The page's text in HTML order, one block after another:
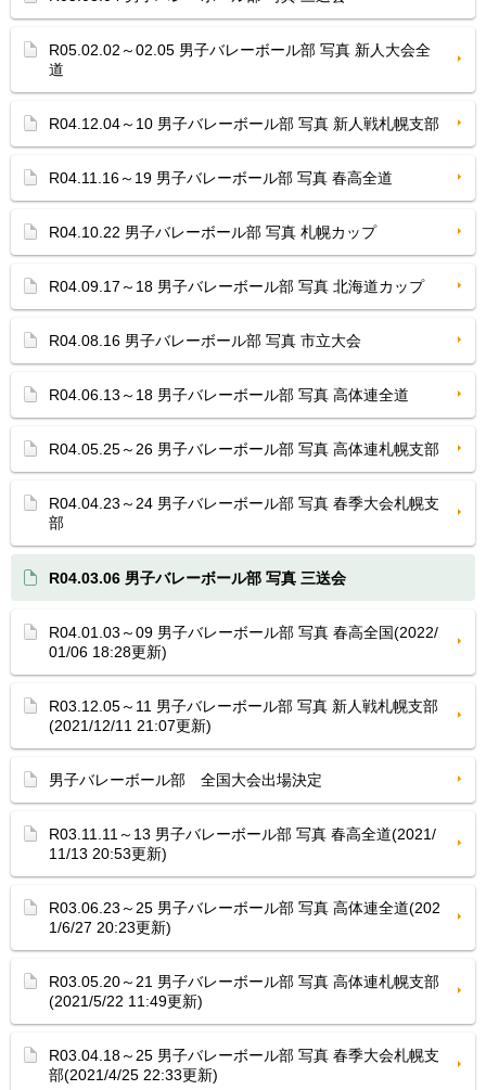
R05.02.02～02.05 男子バレーボール部 写真 新人大会全
道
R04.12.04～10 男子バレーボール部 写真 新人戦札幌支部
R04.11.16～19 男子バレーボール部 写真 春高全道
R04.10.22 男子バレーボール部 写真 札幌カップ
R04.09.17～18 男子バレーボール部 写真 北海道カップ
R04.08.16 男子バレーボール部 写真 市立大会
R04.06.13～18 男子バレーボール部 写真 高体連全道
R04.05.25～26 男子バレーボール部 写真 高体連札幌支部
R04.04.23～24 男子バレーボール部 写真 春季大会札幌支
部
R04.03.06 男子バレーボール部 写真 三送会
R04.01.03～09 男子バレーボール部 写真 春高全国(2022/
01/06 18:28更新)
R03.12.05～11 男子バレーボール部 写真 新人戦札幌支部
(2021/12/11 21:07更新)
男子バレーボール部 全国大会出場決定
R03.11.11～13 男子バレーボール部 写真 春高全道(2021/
11/13 20:53更新)
R03.06.23～25 男子バレーボール部 写真 高体連全道(202
1/6/27 20:23更新)
R03.05.20～21 男子バレーボール部 写真 高体連札幌支部
(2021/5/22 11:49更新)
R03.04.18～25 男子バレーボール部 写真 春季大会札幌支
部(2021/4/25 22:33更新)